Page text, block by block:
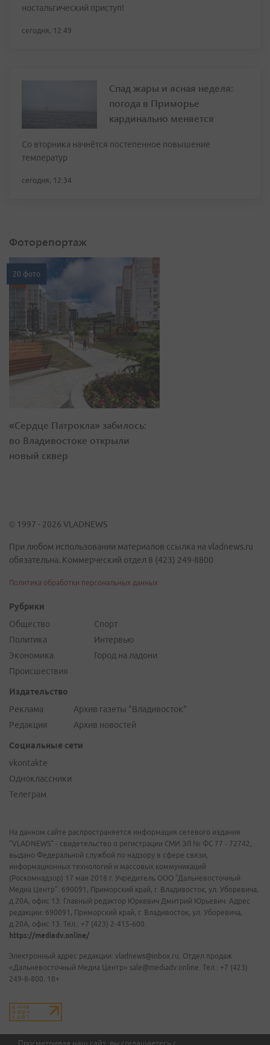
Просматривая наш сайт, вы соглашаетесь с
ностальгический приступ!
сегодня, 12:49
Спад жары и ясная неделя:
погода в Приморье
кардинально меняется
Со вторника начнётся постепенное повышение
температур
сегодня, 12:34
Фоторепортаж
20 фото
«Сердце Патрокла» забилось:
во Владивостоке открыли
новый сквер
© 1997 - 2026 VLADNEWS
При любом использовании материалов ссылка на vladnews.ru
обязательна. Коммерческий отдел 8 (423) 249-8800
Политика обработки персональных данных
Рубрики
Общество
Политика
Экономика
Происшествия
Спорт
Интервью
Город на ладони
Издательство
Реклама
Редакция
Архив газеты "Владивосток"
Архив новостей
Социальные сети
vkontakte
Одноклассники
Телеграм
На данном сайте распространяется информация сетевого издания
"VLADNEWS" - свидетельство о регистрации СМИ ЭЛ № ФС 77 - 72742,
выдано Федеральной службой по надзору в сфере связи,
информационных технологий и массовых коммуникаций
(Роскомнадзор) 17 мая 2018 г. Учредитель ООО "Дальневосточный
Медиа Центр". 690091, Приморский край, г. Владивосток, ул. Уборевича,
д.20А, офис 13. Главный редактор Юркевич Дмитрий Юрьевич. Адрес
редакции: 690091, Приморский край, г. Владивосток, ул. Уборевича,
д.20А, офис 13. Тел.: +7 (423) 2-415-600.
https://mediadv.online/
Электронный адрес редакции: vladnews@inbox.ru. Отдел продаж
«Дальневосточный Медиа Центр» sale@mediadv.online. Тел.: +7 (423)
249-8-800. 18+